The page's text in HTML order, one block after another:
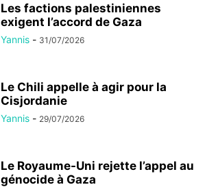
Les factions palestiniennes
exigent l’accord de Gaza
Yannis - 31/07/2026
Le Chili appelle à agir pour la
Cisjordanie
Yannis - 29/07/2026
Le Royaume-Uni rejette l’appel au
génocide à Gaza